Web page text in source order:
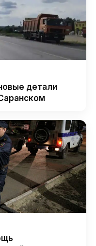
детали